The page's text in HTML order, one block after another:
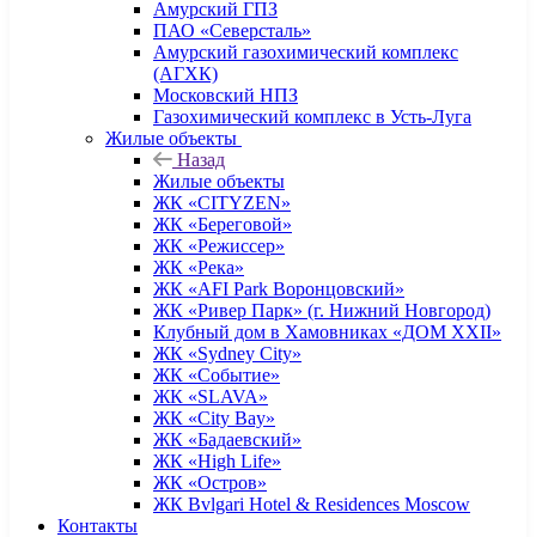
Амурский ГПЗ
ПАО «Северсталь»
Амурский газохимический комплекс
(АГХК)
Московский НПЗ
Газохимический комплекс в Усть-Луга
Жилые объекты
Назад
Жилые объекты
ЖК «CITYZEN»
ЖК «Береговой»
ЖК «Режиссер»
ЖК «Река»
ЖК «AFI Park Воронцовский»
ЖК «Ривер Парк» (г. Нижний Новгород)
Клубный дом в Хамовниках «ДОМ XXII»
ЖК «Sydney City»
ЖК «Событие»
ЖК «SLAVA»
ЖК «City Bay»
ЖК «Бадаевский»
ЖК «High Life»
ЖК «Остров»
ЖК Bvlgari Hotel & Residences Moscow
Контакты